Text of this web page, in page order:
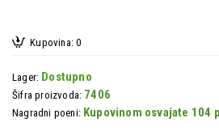
Lager: Dostupno
Šifra proizvoda: 7406
Nagradni poeni: Kupovinom osvajate 104
Kupovina: 0